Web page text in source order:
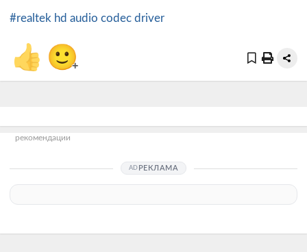
#realtek hd audio codec driver
👍 🙂+
рекомендации
РЕКЛАМА